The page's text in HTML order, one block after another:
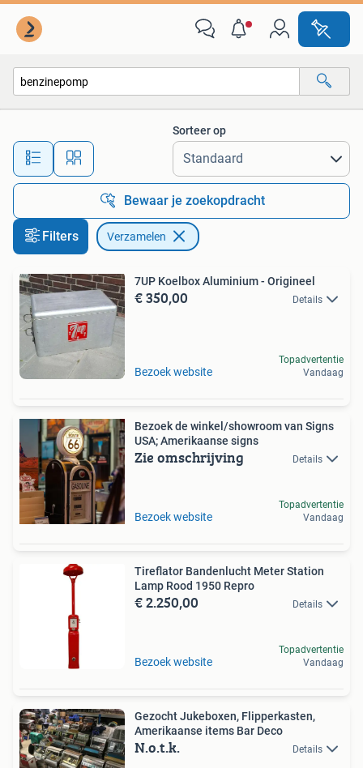
Alle afstanden…
Sorteer op
Bewaar je zoekopdracht
Filters Verzamelen
7UP Koelbox Aluminium - Origineel
€ 350,00 Details
Bezoek website
Topadvertentie
Vandaag
Bezoek de winkel/showroom van Signs
USA; Amerikaanse signs
Zie omschrijving Details
Bezoek website
Topadvertentie
Vandaag
Tireflator Bandenlucht Meter Station
Lamp Rood 1950 Repro
€ 2.250,00 Details
Bezoek website
Topadvertentie
Vandaag
Gezocht Jukeboxen, Flipperkasten,
Amerikaanse items Bar Deco
N.o.t.k. Details